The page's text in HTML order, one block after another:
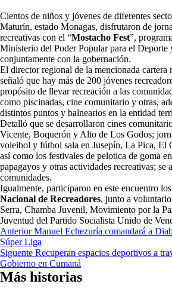
Cientos de niños y jóvenes de diferentes
Maturín, estado Monagas, disfrutaron de
recreativas con el “Mostacho Fest”,
Ministerio del Poder Popular para el Deporte
conjuntamente con la gobernación.
El director regional de la mencionada cartera
señaló que hay más de 200 jóvenes
propósito de llevar recreación a las
como piscinadas, cine comunitario y otras,
distintos puntos y balnearios en la entidad
Detalló que se desarrollaron cines
Vicente, Boquerón y Alto de Los Godos;
voleibol y fútbol sala en Jusepín, La Pica, El
así como los festivales de pelotica de goma
papagayos y otras actividades recreativas; se
comunidades.
Igualmente, participaron en este encuentro
Nacional de Recreadores, junto a
Serra, Chamba Juvenil, Movimiento por la
Juventud del Partido Socialista Unido de
Navegación
de
entradas
AnteriorManuel Echezuría comandará a
Súper Liga
Siguente Recuperan espacios deportivos a
Gobierno en Cumaná
Más historias